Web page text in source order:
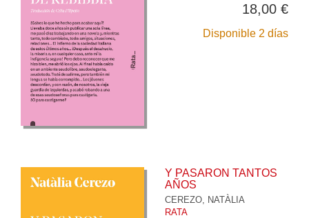
18,00 €
Disponible 2 días
Y PASARON TANTOS
AÑOS
CEREZO, NATÀLIA
RATA